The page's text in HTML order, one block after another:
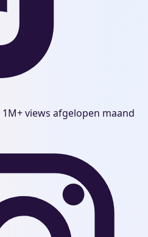
1M+ views afgelopen maand